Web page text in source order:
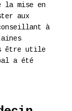
la mise en
aux
à
être utile
a été